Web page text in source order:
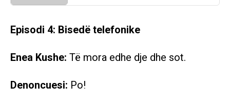
Episodi 4: Bisedë telefonike
Enea Kushe: Të mora edhe dje dhe sot.
Denoncuesi: Po!